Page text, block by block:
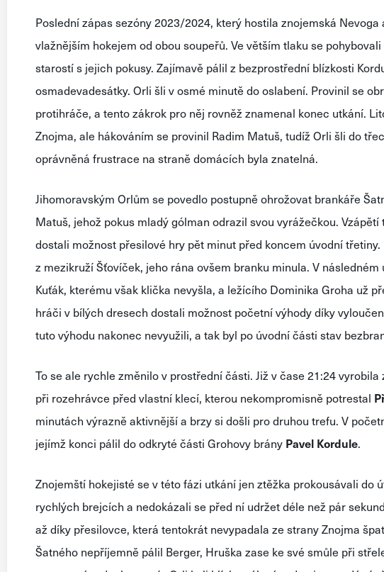
Poslední zápas sezóny 2023/2024, který hostila znojemská
vlažnějším hokejem od obou soupeřů. Ve větším tlaku se
starostí s jejich pokusy. Zajímavě pálil z bezprostřední blízkosti
osmadevadesátky. Orli šli v osmé minutě do oslabení. Provinil se
protihráče, a tento zákrok pro něj rovněž znamenal konec utkání.
Znojma, ale hákováním se provinil Radim Matuš, tudíž Orli šli do
oprávněná frustrace na straně domácích byla znatelná.
Jihomoravským Orlům se povedlo postupně ohrožovat brankáře
Matuš, jehož pokus mladý gólman odrazil svou vyrážečkou.
dostali možnost přesilové hry pět minut před koncem úvodní
z mezikruží Šťovíček, jeho rána ovšem branku minula. V
Kuťák, kterému však klička nevyšla, a ležícího Dominika Groha už
hráči v bílých dresech dostali možnost početní výhody díky
tuto výhodu nakonec nevyužili, a tak byl po úvodní části stav
To se ale rychle změnilo v prostřední části. Již v čase 21:24
při rozehrávce před vlastní klecí, kterou nekompromisně potrestal
minutách výrazně aktivnější a brzy si došli pro druhou trefu. V
jejímž konci pálil do odkryté části Grohovy brány Pavel Kordule.
Znojemští hokejisté se v této fázi utkání jen ztěžka prokousávali do
rychlých brejcích a nedokázali se před ní udržet déle než pár
až díky přesilovce, která tentokrát nevypadala ze strany Znojma
Šatného nepříjemně pálil Berger, Hruška zase ke své smůle při